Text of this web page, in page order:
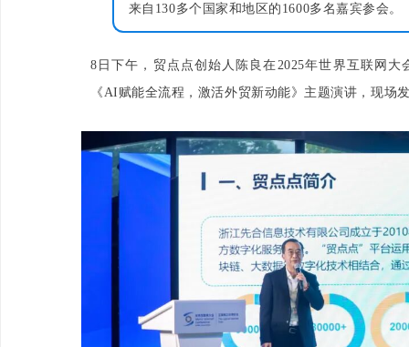
来自130多个国家和地区的1600多名嘉宾参会。
8日下午，贸点点创始人陈良在2025年世界互联网
《AI赋能全流程，激活外贸新动能》主题演讲，现场